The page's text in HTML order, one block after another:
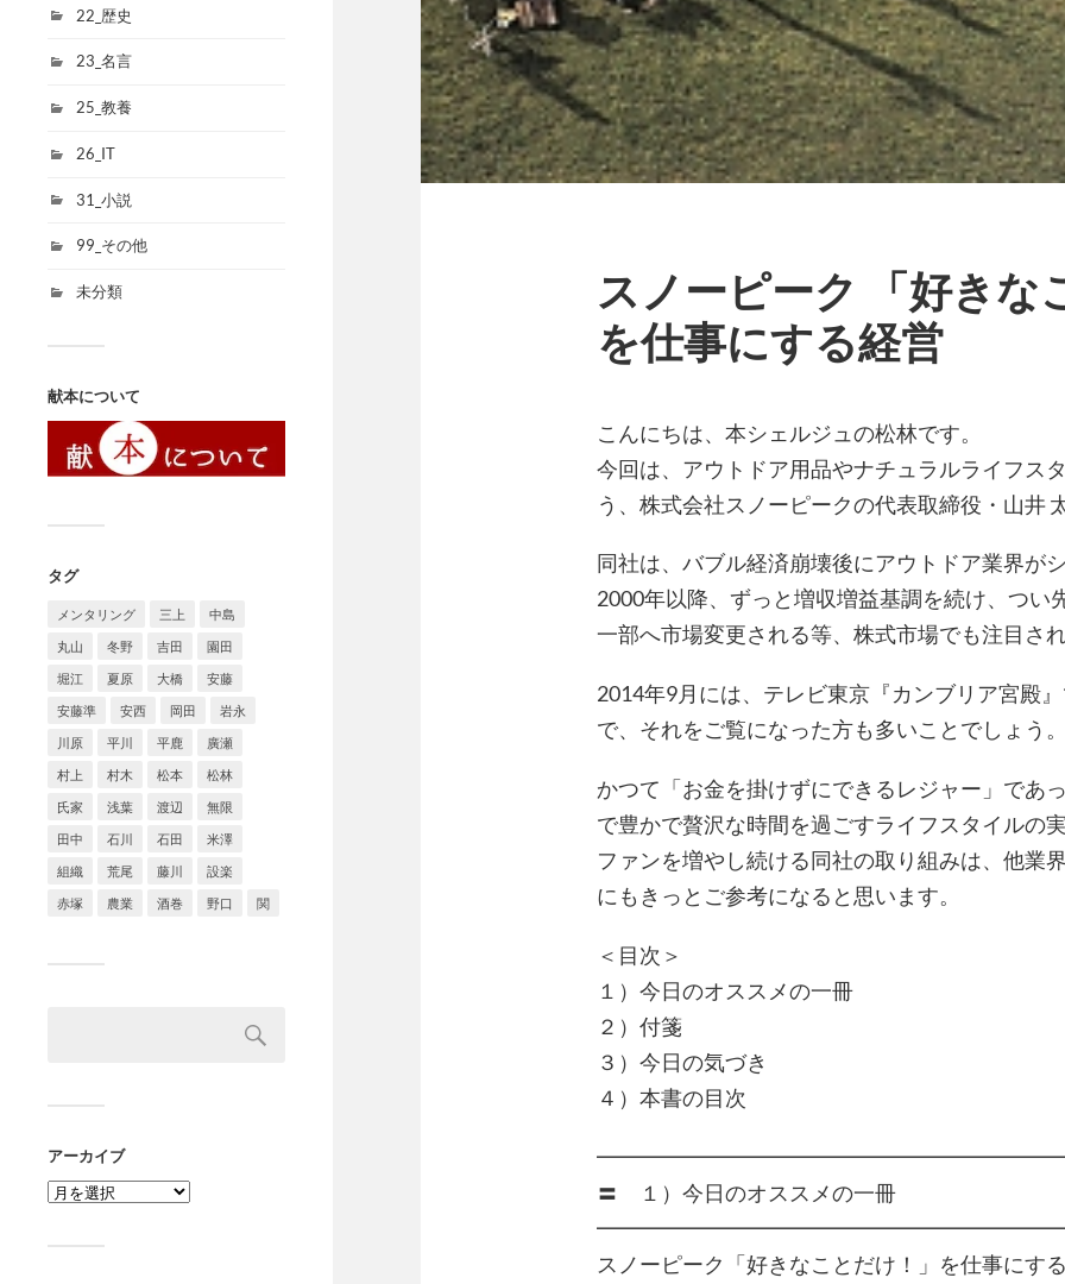
22_歴史
23_名言
25_教養
26_IT
31_小説
99_その他
未分類
献本について
タグ
メンタリング 三上 中島
丸山 冬野 吉田 園田
堀江 夏原 大橋 安藤
安藤準 安西 岡田 岩永
川原 平川 平鹿 廣瀬
村上 村木 松本 松林
氏家 浅葉 渡辺 無限
田中 石川 石田 米澤
組織 荒尾 藤川 設楽
赤塚 農業 酒巻 野口 関
アーカイブ
スノーピーク 「好きな
を仕事にする経営
こんにちは、本シェルジュの松林です。
今回は、アウトドア用品やナチュラルライフス
う、株式会社スノーピークの代表取締役・山井
同社は、バブル経済崩壊後にアウトドア業界が
2000年以降、ずっと増収増益基調を続け、つい
一部へ市場変更される等、株式市場でも注目され
2014年9月には、テレビ東京『カンブリア宮殿
で、それをご覧になった方も多いことでしょう。
かつて「お金を掛けずにできるレジャー」であ
で豊かで贅沢な時間を過ごすライフスタイルの
ファンを増やし続ける同社の取り組みは、他業
にもきっとご参考になると思います。
＜目次＞
１）今日のオススメの一冊
２）付箋
３）今日の気づき
４）本書の目次
〓 １）今日のオス
スノーピーク「好きなことだけ！」を仕事にす